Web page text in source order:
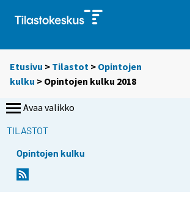
Etusivu > Tilastot > Opintojen
kulku > Opintojen kulku 2018
Avaa valikko
TILASTOT
Opintojen kulku